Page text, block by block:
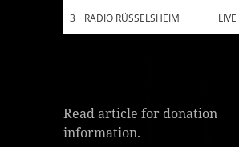
3
LIVE
RADIO RÜSSELSHEIM
Read article for donation
information.